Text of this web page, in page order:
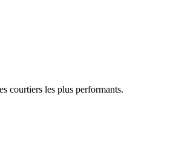
courtiers les plus performants.